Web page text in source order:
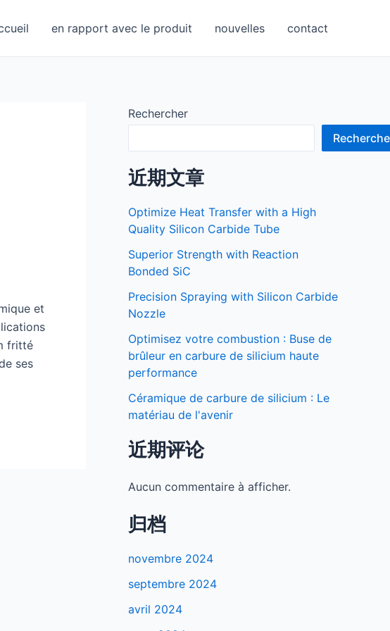
en rapport avec le produit nouvelles contact
et
fritté
ses
Rechercher
近期文章
Optimize Heat Transfer with a High
Quality Silicon Carbide Tube
Superior Strength with Reaction
Bonded SiC
Precision Spraying with Silicon Carbide
Nozzle
Optimisez votre combustion : Buse de
brûleur en carbure de silicium haute
performance
Céramique de carbure de silicium : Le
matériau de l'avenir
近期评论
Aucun commentaire à afficher.
归档
novembre 2024
septembre 2024
avril 2024